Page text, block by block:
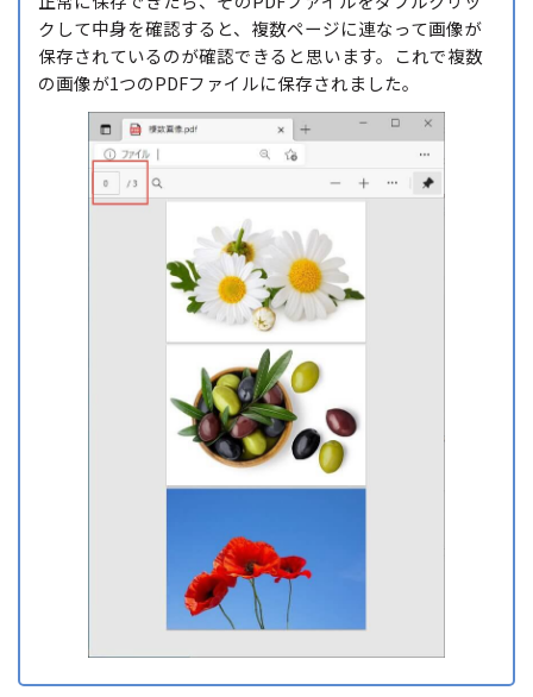
クして中身を確認すると、複数ページに連なって画像が
保存されているのが確認できると思います。これで複数
の画像が1つのPDFファイルに保存されました。